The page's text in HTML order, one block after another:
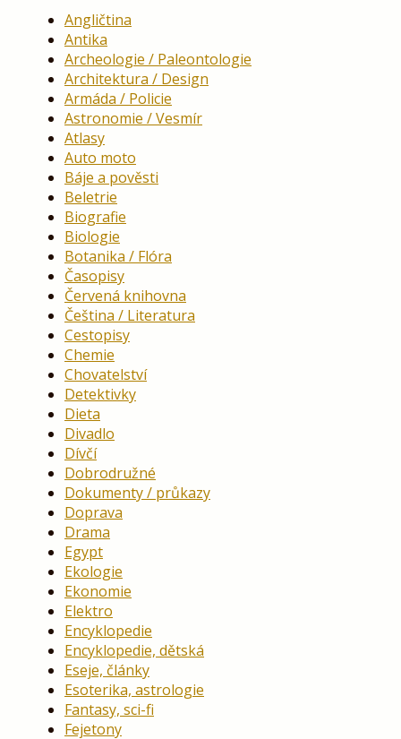
Angličtina
Antika
Archeologie / Paleontologie
Architektura / Design
Armáda / Policie
Astronomie / Vesmír
Atlasy
Auto moto
Báje a pověsti
Beletrie
Biografie
Biologie
Botanika / Flóra
Časopisy
Červená knihovna
Čeština / Literatura
Cestopisy
Chemie
Chovatelství
Detektivky
Dieta
Divadlo
Dívčí
Dobrodružné
Dokumenty / průkazy
Doprava
Drama
Egypt
Ekologie
Ekonomie
Elektro
Encyklopedie
Encyklopedie, dětská
Eseje, články
Esoterika, astrologie
Fantasy, sci-fi
Fejetony